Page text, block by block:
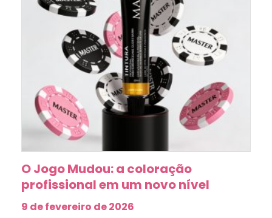
O Jogo Mudou: a coloração
profissional em um novo nível
9 de fevereiro de 2026